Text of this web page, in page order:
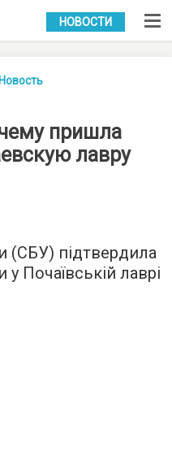
УКР РУС
НОВОСТИ
Новость
пришла
лавру
(СБУ) підтвердила
Почаївській лаврі